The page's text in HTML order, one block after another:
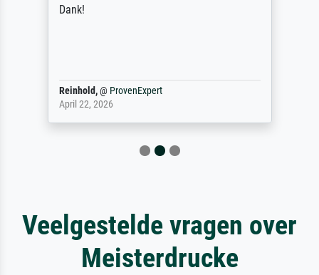
Dank!
Reinhold,@ ProvenExpert
April 22, 2026
Veelgestelde vragen over
Meisterdrucke